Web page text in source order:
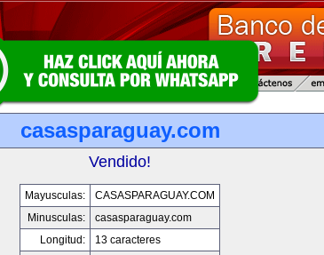
casasparaguay.com
Vendido!
Mayusculas:
CASASPARAGUAY.COM
Minusculas:
casasparaguay.com
Longitud:
13 caracteres